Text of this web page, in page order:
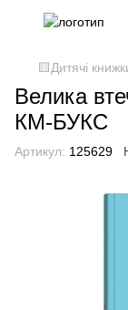
🟨Дитячі
Велика
КМ-БУКС
Артикул: 125629